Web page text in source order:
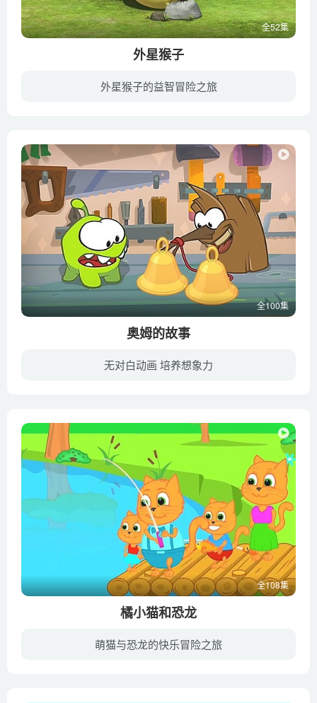
全52集
外星猴子
外星猴子的益智冒险之旅
全100集
奥姆的故事
无对白动画 培养想象力
全108集
橘小猫和恐龙
萌猫与恐龙的快乐冒险之旅